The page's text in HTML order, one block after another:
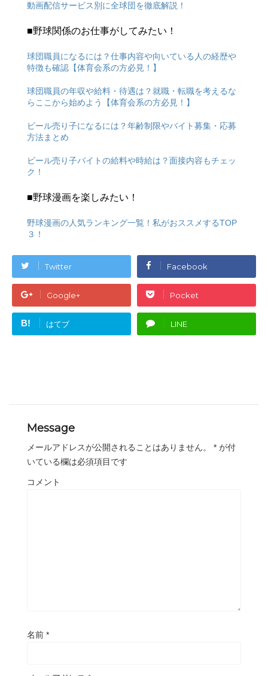
動画配信サービス別に全球団を徹底解説！
■野球関係のお仕事がしてみたい！
球団職員になるには？仕事内容や向いている人の経歴や
特徴も確認【体育会系の方必見！】
球団職員の年収や給料・待遇は？就職・転職を考えるな
らここから始めよう【体育会系の方必見！】
ビール売り子になるには？年齢制限やバイト募集・応募
方法まとめ
ビール売り子バイトの給料や時給は？面接内容もチェッ
ク！
■野球漫画を楽しみたい！
野球漫画の人気ランキング一覧！私がおススメするTOP
３！
Twitter Facebook
Google+ Pocket
B! はてブ LINE
Message
メールアドレスが公開されることはありません。 * が付
いている欄は必須項目です
コメント
名前 *